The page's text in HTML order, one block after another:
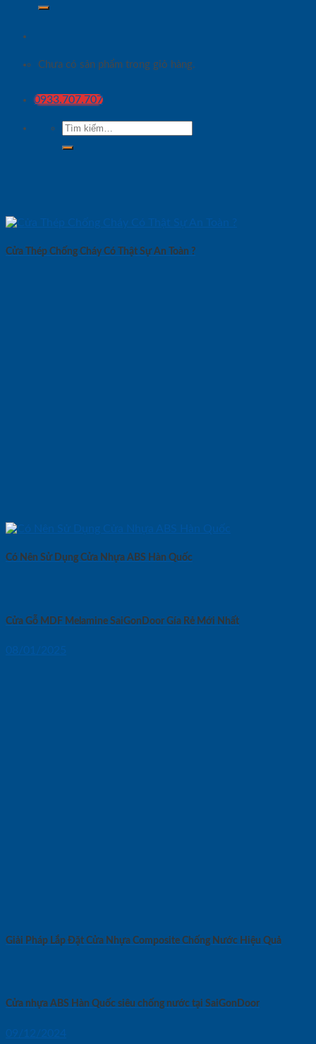
Chưa có sản phẩm trong giỏ hàng.
0933.707.707
Tìm
kiếm:
Cửa Thép Chống Cháy Có Thật Sự An Toàn ?
Có Nên Sử Dụng Cửa Nhựa ABS Hàn Quốc
Cửa Gỗ MDF Melamine SaiGonDoor Gía Rẻ Mới Nhất
08/01/2025
Giải Pháp Lắp Đặt Cửa Nhựa Composite Chống Nước Hiệu Quả
Cửa nhựa ABS Hàn Quốc siêu chống nước tại SaiGonDoor
09/12/2024